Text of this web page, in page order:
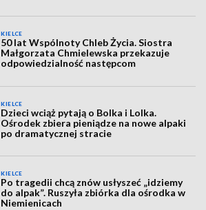
KIELCE
50 lat Wspólnoty Chleb Życia. Siostra
Małgorzata Chmielewska przekazuje
odpowiedzialność następcom
KIELCE
Dzieci wciąż pytają o Bolka i Lolka.
Ośrodek zbiera pieniądze na nowe alpaki
po dramatycznej stracie
KIELCE
Po tragedii chcą znów usłyszeć „idziemy
do alpak”. Ruszyła zbiórka dla ośrodka w
Niemienicach